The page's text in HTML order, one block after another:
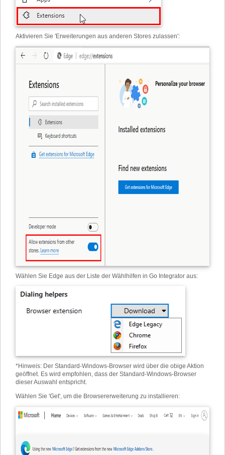
Aktivieren Sie 'Erweiterungen aus anderen Stores zulassen':
Wählen Sie Edge aus der Liste der Wählhilfen in Go Integrator aus:
*Hinweis: Der Standard-Windows-Browser wird über die obige Aktion
geöffnet. Es wird empfohlen, dass der Standard-Windows-Browser
dieser Auswahl entspricht.
Wählen Sie 'Get', um die Browsererweiterung zu installieren: